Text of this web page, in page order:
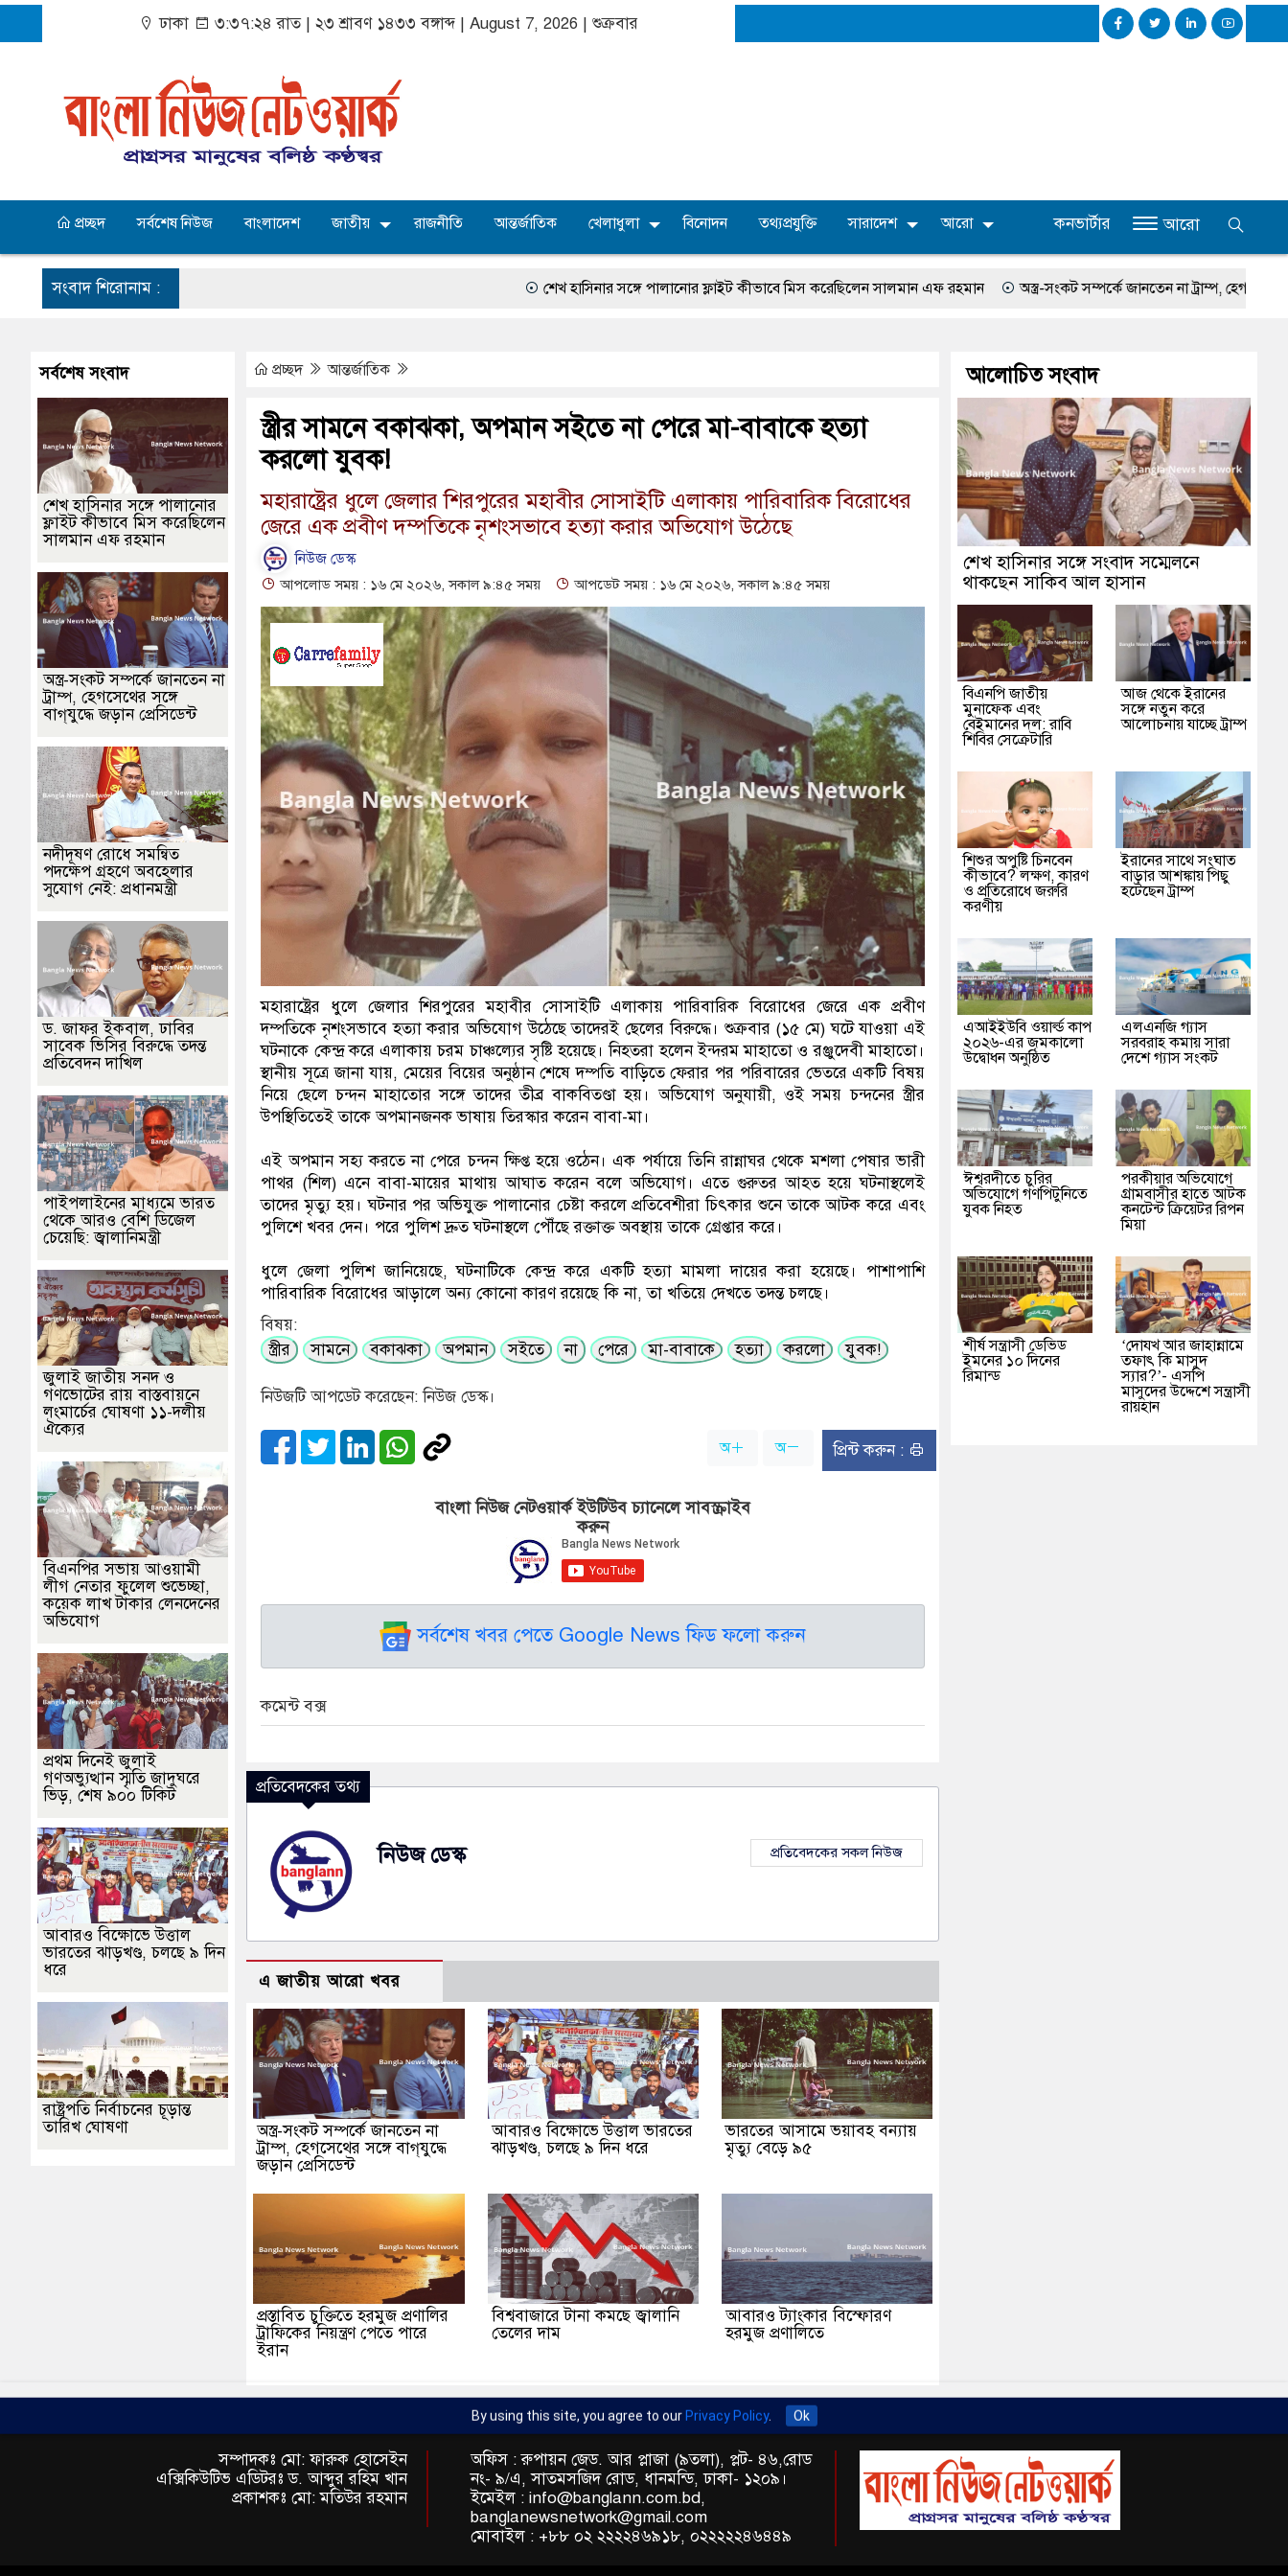
ঢাকা ৩:৩৭:২৫ রাত|২৩ শ্রাবণ ১৪৩৩ বঙ্গাব্দ | August 7, 2026 |শুক্রবার
প্রচ্ছদ সর্বশেষ নিউজ বাংলাদেশ জাতীয় রাজনীতি আন্তর্জাতিক খেলাধুলা বিনোদন তথ্যপ্রযুক্তি সারাদেশ আরো কনভার্টার আরো
সংবাদ শিরোনাম : শেখ হাসিনার সঙ্গে পালানোর ফ্লাইট কীভাবে মিস করেছিলেন সালমান এফ রহমান অস্ত্র-সংকট সম্পর্কে জানতেন না ট্রাম্প, হেগসেথের সঙ্গে বাগ্‌যুদ্ধে জড়ান
প্রচ্ছদ আন্তর্জাতিক
স্ত্রীর সামনে বকাঝকা, অপমান সইতে না পেরে মা-বাবাকে হত্যা
করলো যুবক!
মহারাষ্ট্রের ধুলে জেলার শিরপুরের মহাবীর সোসাইটি এলাকায় পারিবারিক বিরোধের
জেরে এক প্রবীণ দম্পতিকে নৃশংসভাবে হত্যা করার অভিযোগ উঠেছে
নিউজ ডেস্ক
আপলোড সময় : ১৬ মে ২০২৬, সকাল ৯:৪৫ সময় আপডেট সময় : ১৬ মে ২০২৬, সকাল ৯:৪৫ সময়
মহারাষ্ট্রের ধুলে জেলার শিরপুরের মহাবীর সোসাইটি এলাকায় পারিবারিক বিরোধের জেরে এক প্রবীণ
দম্পতিকে নৃশংসভাবে হত্যা করার অভিযোগ উঠেছে তাদেরই ছেলের বিরুদ্ধে। শুক্রবার (১৫ মে) ঘটে যাওয়া এই
ঘটনাকে কেন্দ্র করে এলাকায় চরম চাঞ্চল্যের সৃষ্টি হয়েছে। নিহতরা হলেন ইন্দরম মাহাতো ও রঞ্জুদেবী মাহাতো।
স্থানীয় সূত্রে জানা যায়, মেয়ের বিয়ের অনুষ্ঠান শেষে দম্পতি বাড়িতে ফেরার পর পরিবারের ভেতরে একটি বিষয়
নিয়ে ছেলে চন্দন মাহাতোর সঙ্গে তাদের তীব্র বাকবিতণ্ডা হয়। অভিযোগ অনুযায়ী, ওই সময় চন্দনের স্ত্রীর
উপস্থিতিতেই তাকে অপমানজনক ভাষায় তিরস্কার করেন বাবা-মা।
এই অপমান সহ্য করতে না পেরে চন্দন ক্ষিপ্ত হয়ে ওঠেন। এক পর্যায়ে তিনি রান্নাঘর থেকে মশলা পেষার ভারী
পাথর (শিল) এনে বাবা-মায়ের মাথায় আঘাত করেন বলে অভিযোগ। এতে গুরুতর আহত হয়ে ঘটনাস্থলেই
তাদের মৃত্যু হয়। ঘটনার পর অভিযুক্ত পালানোর চেষ্টা করলে প্রতিবেশীরা চিৎকার শুনে তাকে আটক করে এবং
পুলিশে খবর দেন। পরে পুলিশ দ্রুত ঘটনাস্থলে পৌঁছে রক্তাক্ত অবস্থায় তাকে গ্রেপ্তার করে।
ধুলে জেলা পুলিশ জানিয়েছে, ঘটনাটিকে কেন্দ্র করে একটি হত্যা মামলা দায়ের করা হয়েছে। পাশাপাশি
পারিবারিক বিরোধের আড়ালে অন্য কোনো কারণ রয়েছে কি না, তা খতিয়ে দেখতে তদন্ত চলছে।
বিষয়:
স্ত্রীর
সামনে বকাঝকা অপমান সইতে না পেরে মা-বাবাকে হত্যা করলো যুবক!
নিউজটি আপডেট করেছেন: নিউজ ডেস্ক।
অ অ প্রিন্ট করুন :
বাংলা নিউজ নেটওয়ার্ক ইউটিউব চ্যানেলে সাবস্ক্রাইব
করুন
সর্বশেষ খবর পেতে Google News ফিড ফলো করুন
কমেন্ট বক্স
প্রতিবেদকের তথ্য
নিউজ ডেস্ক প্রতিবেদকের সকল নিউজ
এ জাতীয় আরো খবর
অস্ত্র-সংকট সম্পর্কে জানতেন না
ট্রাম্প, হেগসেথের সঙ্গে বাগ্‌যুদ্ধে
জড়ান প্রেসিডেন্ট
আবারও বিক্ষোভে উত্তাল ভারতের
ঝাড়খণ্ড, চলছে ৯ দিন ধরে
ভারতের আসামে ভয়াবহ বন্যায়
মৃত্যু বেড়ে ৯৫
প্রস্তাবিত চুক্তিতে হরমুজ প্রণালির
ট্রাফিকের নিয়ন্ত্রণ পেতে পারে
ইরান
বিশ্ববাজারে টানা কমছে জ্বালানি
তেলের দাম
আবারও ট্যাংকার বিস্ফোরণ
হরমুজ প্রণালিতে
সর্বশেষ সংবাদ
শেখ হাসিনার সঙ্গে পালানোর
ফ্লাইট কীভাবে মিস করেছিলেন
সালমান এফ রহমান
অস্ত্র-সংকট সম্পর্কে জানতেন না
ট্রাম্প, হেগসেথের সঙ্গে
বাগ্‌যুদ্ধে জড়ান প্রেসিডেন্ট
নদীদূষণ রোধে সমন্বিত
পদক্ষেপ গ্রহণে অবহেলার
সুযোগ নেই: প্রধানমন্ত্রী
ড. জাফর ইকবাল, ঢাবির
সাবেক ভিসির বিরুদ্ধে তদন্ত
প্রতিবেদন দাখিল
পাইপলাইনের মাধ্যমে ভারত
থেকে আরও বেশি ডিজেল
চেয়েছি: জ্বালানিমন্ত্রী
জুলাই জাতীয় সনদ ও
গণভোটের রায় বাস্তবায়নে
লংমার্চের ঘোষণা ১১-দলীয়
ঐক্যের
বিএনপির সভায় আওয়ামী
লীগ নেতার ফুলেল শুভেচ্ছা,
কয়েক লাখ টাকার লেনদেনের
অভিযোগ
প্রথম দিনেই জুলাই
গণঅভ্যুত্থান স্মৃতি জাদুঘরে
ভিড়, শেষ ৯০০ টিকিট
আবারও বিক্ষোভে উত্তাল
ভারতের ঝাড়খণ্ড, চলছে ৯ দিন
ধরে
রাষ্ট্রপতি নির্বাচনের চূড়ান্ত
তারিখ ঘোষণা
আলোচিত সংবাদ
শেখ হাসিনার সঙ্গে সংবাদ সম্মেলনে
থাকছেন সাকিব আল হাসান
বিএনপি জাতীয়
মুনাফেক এবং
বেইমানের দল: রাবি
শিবির সেক্রেটারি
আজ থেকে ইরানের
সঙ্গে নতুন করে
আলোচনায় যাচ্ছে ট্রাম্প
শিশুর অপুষ্টি চিনবেন
কীভাবে? লক্ষণ, কারণ
ও প্রতিরোধে জরুরি
করণীয়
ইরানের সাথে সংঘাত
বাড়ার আশঙ্কায় পিছু
হটেছেন ট্রাম্প
এআইইউবি ওয়ার্ল্ড কাপ
২০২৬-এর জমকালো
উদ্বোধন অনুষ্ঠিত
এলএনজি গ্যাস
সরবরাহ কমায় সারা
দেশে গ্যাস সংকট
ঈশ্বরদীতে চুরির
অভিযোগে গণপিটুনিতে
যুবক নিহত
পরকীয়ার অভিযোগে
গ্রামবাসীর হাতে আটক
কনটেন্ট ক্রিয়েটর রিপন
মিয়া
শীর্ষ সন্ত্রাসী ডেভিড
ইমনের ১০ দিনের
রিমান্ড
‘দোযখ আর জাহান্নামে
তফাৎ কি মাসুদ
স্যার?’- এসপি
মাসুদের উদ্দেশে সন্ত্রাসী
রায়হান
সম্পাদকঃ মো: ফারুক হোসেইন
এক্সিকিউটিভ এডিটরঃ ড. আব্দুর রহিম খান
প্রকাশকঃ মো: মতিউর রহমান
অফিস : রুপায়ন জেড. আর প্লাজা (৯তলা), প্লট- ৪৬,রোড
নং- ৯/এ, সাতমসজিদ রোড, ধানমন্ডি, ঢাকা- ১২০৯।
ইমেইল : info@banglann.com.bd,
banglanewsnetwork@gmail.com
মোবাইল : +৮৮ ০২ ২২২২৪৬৯১৮, ০২২২২২৪৬৪৪৯
By using this site, you agree to our Privacy Policy. Ok